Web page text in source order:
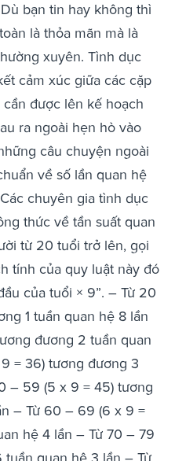
bạn tin hay không thì
là thỏa mãn mà là
xuyên. Tình dục
cảm xúc giữa các cặp
được lên kế hoạch
ra ngoài hẹn hò vào
câu chuyện ngoài
về số lần quan hệ
chuyên gia tình dục
thức về tần suất quan
từ 20 tuổi trở lên, gọi
tính của quy luật này đó
của tuổi × 9”. – Từ 20
1 tuần quan hệ 8 lần
đương 2 tuần quan
= 36) tương đương 3
– 59 (5 x 9 = 45) tương
– Từ 60 – 69 (6 x 9 =
hệ 4 lần – Từ 70 – 79